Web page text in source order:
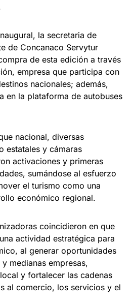
la secretaria de
de Concanaco Servytur
de esta edición a través
empresa que participa con
nacionales; además,
en la plataforma de autobuses
nacional, diversas
estatales y cámaras
activaciones y primeras
sumándose al esfuerzo
el turismo como una
económico regional.
coincidieron en que
actividad estratégica para
al generar oportunidades
medianas empresas,
y fortalecer las cadenas
al comercio, los servicios y el